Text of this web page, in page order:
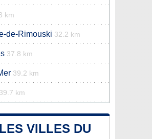
km
de-Rimouski 32.2 km
37.8 km
39.2 km
39.7 km
VILLES DU